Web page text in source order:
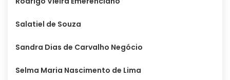
Salatiel de Souza
Sandra Dias de Carvalho Negócio
Selma Maria Nascimento de Lima